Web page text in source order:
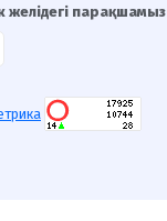
желідегі парақшамыз